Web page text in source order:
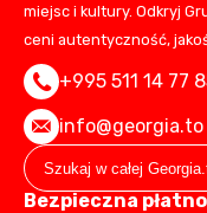
miejsc i kultury. Odkryj
ceni autentyczność,
+995 511 14 77
info@georgia.to
Bezpieczna